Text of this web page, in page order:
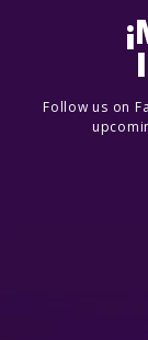
Follow us on